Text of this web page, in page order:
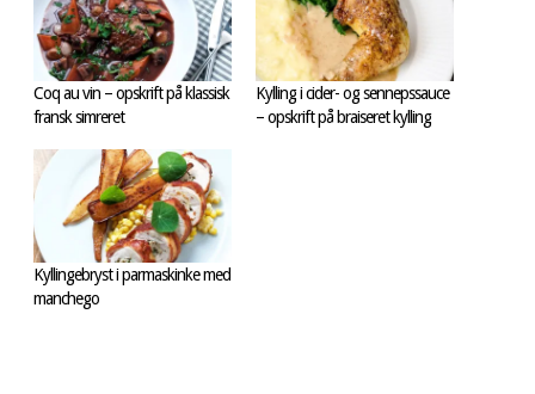
Coq au vin – opskrift på klassisk
fransk simreret
Kylling i cider- og sennepssauce
– opskrift på braiseret kylling
Kyllingebryst i parmaskinke med
manchego